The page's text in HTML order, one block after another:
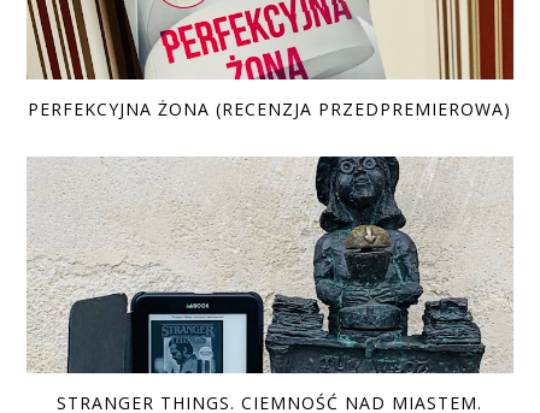
PERFEKCYJNA ŻONA (RECENZJA PRZEDPREMIEROWA)
STRANGER THINGS. CIEMNOŚĆ NAD MIASTEM.